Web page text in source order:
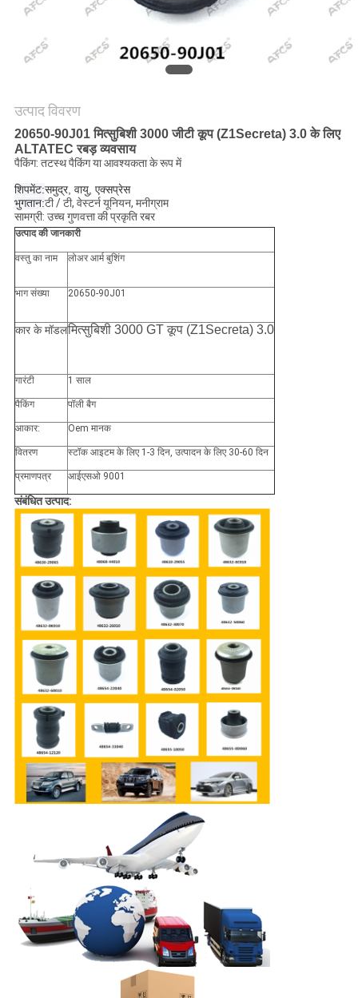
गोपनीयता
नीति
उत्पाद विवरण
20650-90J01 मित्सुबिशी 3000 जीटी कूप (Z1Secreta) 3.0 के लिए
ALTATEC रबड़ व्यवसाय
पैकिंग: तटस्थ पैकिंग या आवश्यकता के रूप में
शिपमेंट:समुद्र, वायु, एक्सप्रेस
भुगतान:टी / टी, वेस्टर्न यूनियन, मनीग्राम
सामग्री: उच्च गुणवत्ता की प्रकृति रबर
उत्पाद की जानकारी
वस्तु का नाम लोअर आर्म बुशिंग
भाग संख्या 20650-90J01
कार के मॉडलमित्सुबिशी 3000 GT कूप (Z1Secreta) 3.0
गारंटी 1 साल
पैकिंग पॉली बैग
आकार: Oem मानक
वितरण स्टॉक आइटम के लिए 1-3 दिन, उत्पादन के लिए 30-60 दिन
प्रमाणपत्र आईएसओ 9001
संबंधित उत्पाद: